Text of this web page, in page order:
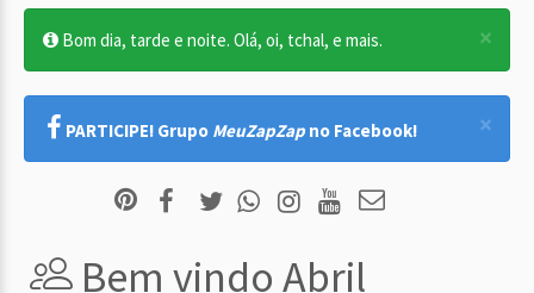
×
Bom dia, tarde e noite. Olá, oi, tchal, e mais.
×
PARTICIPE! Grupo MeuZapZap no Facebook!
Bem vindo Abril